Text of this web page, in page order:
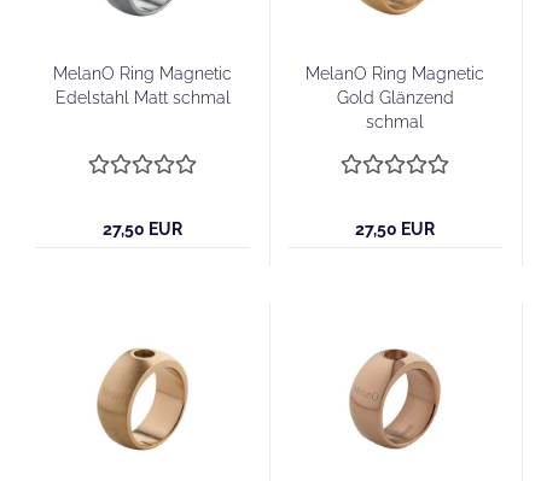
MelanO Ring Magnetic
Edelstahl Matt schmal
27,50 EUR
MelanO Ring Magnetic
Gold Glänzend
schmal
27,50 EUR